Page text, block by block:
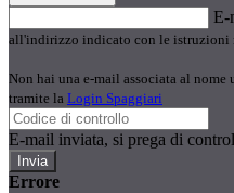
E-
all'indirizzo indicato con le istruzioni
Non hai una e-mail associata al
tramite la Login Spaggiari
E-mail inviata, si prega di
Errore